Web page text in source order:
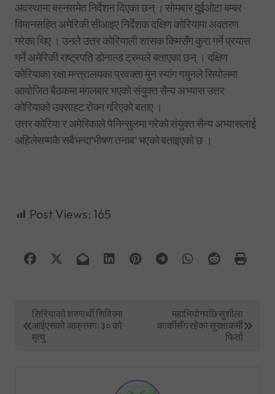
अवस्थामा बस्नसमेत निर्देशन दिएका छन् । सोमबार दुईओटा बम्बर
विमानसहित अमेरिकी सीआइए निर्देशक दक्षिण कोरियामा अवतरण
गरेका थिए । उनले उत्तर कोरियाली शासक किमसँग कुरा गर्ने प्रयास
गर्ने अमेरिकी राष्ट्रपति डोनाल्ड ट्रम्पले बताएका छन् । दक्षिण
कोरियाका रक्षा मन्त्रालयका प्रवक्ता मुन स्यांग गयुनले सियोलमा
आयोजित बैठकमा मंगलबार भएको संयुक्त सैन्य अभ्यास उत्तर
कोरियाको उक्साहट रोक्न गरिएको बताए ।
उत्तर कोरिया र अमेरिकाले पेनिन्सुलमा गरेको संयुक्त सैन्य अभ्यासलाई
अहिलेसम्मकै सबैभन्दा‘भीषण तनाब’ भएको बताइएको छ ।
Post Views: 165
o
सिरियाको शरणार्थी शिविरमा
आईएसको आक्रमणः३० को
मृत्यु
महाभियोगपछि सुशीला
कार्कीसँग रहेका सुरक्षाकर्मी
फिर्ता